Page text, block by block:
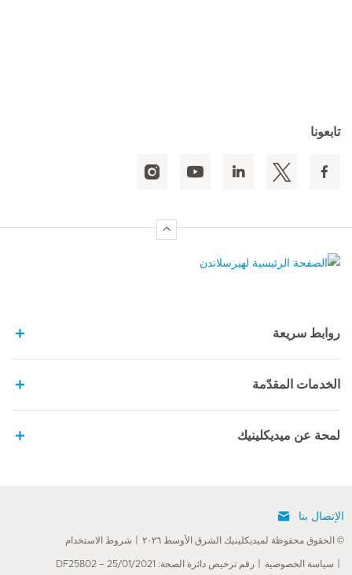
تابعونا
روابط سريعة
الخدمات المقدّمة
لمحة عن ميديكلينيك
الإتصال بنا
© الحقوق محفوظة لميديكلينيك الشرق الأوسط ٢٠٢٦ شروط الاستخدام
سياسة الخصوصية رقم ترخيص دائرة الصحة: DF25802 – 25/01/2021